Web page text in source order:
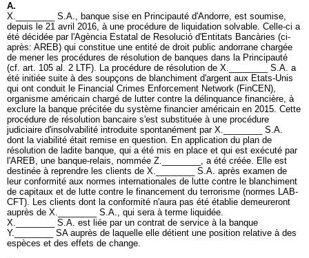
A.
X.________ S.A., banque sise en Principauté d'Andorre, est soumise,
depuis le 21 avril 2016, à une procédure de liquidation solvable. Celle-ci a
été décidée par l'Agència Estatal de Resolució d'Entitats Bancàries (ci-
après: AREB) qui constitue une entité de droit public andorrane chargée
de mener les procédures de résolution de banques dans la Principauté
(cf. art. 105 al. 2 LTF). La procédure de résolution de X.________ S.A. a
été initiée suite à des soupçons de blanchiment d'argent aux Etats-Unis
qui ont conduit le Financial Crimes Enforcement Network (FinCEN),
organisme américain chargé de lutter contre la délinquance financière, à
exclure la banque précitée du système financier américain en 2015. Cette
procédure de résolution bancaire s'est substituée à une procédure
judiciaire d'insolvabilité introduite spontanément par X.________ S.A.
dont la viabilité était remise en question. En application du plan de
résolution de ladite banque, qui a été mis en place et qui est exécuté par
l'AREB, une banque-relais, nommée Z.________, a été créée. Elle est
destinée à reprendre les clients de X.________ S.A. après examen de
leur conformité aux normes internationales de lutte contre le blanchiment
de capitaux et de lutte contre le financement du terrorisme (normes LAB-
CFT). Les clients dont la conformité n'aura pas été établie demeureront
auprès de X.________ S.A., qui sera à terme liquidée.
X.________ S.A. est liée par un contrat de service à la banque
Y.________ SA auprès de laquelle elle détient une position relative à des
espèces et des effets de change.